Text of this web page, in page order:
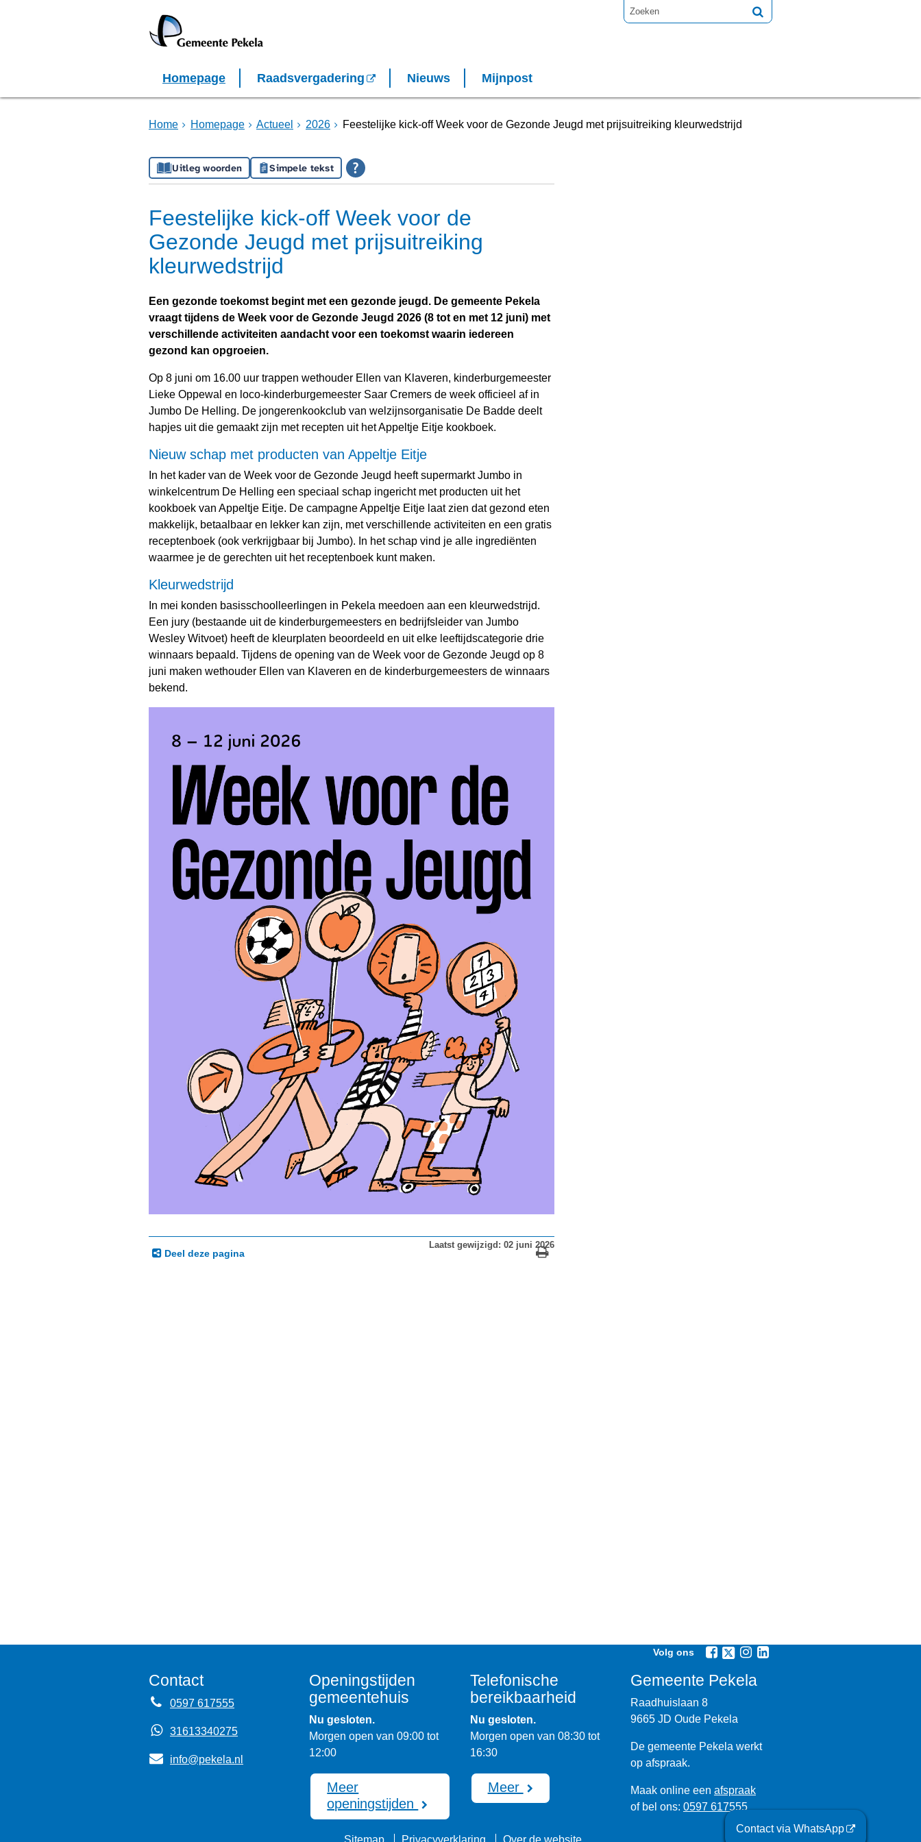
Contact via WhatsApp
Homepage Raadsvergadering Nieuws Mijnpost
Home Homepage Actueel 2026 Feestelijke kick-off Week voor de Gezonde Jeugd met prijsuitreiking kleurwedstrijd
Uitleg woorden Simpele tekst
Feestelijke kick-off Week voor de
Gezonde Jeugd met prijsuitreiking
kleurwedstrijd
Een gezonde toekomst begint met een gezonde jeugd. De gemeente Pekela
vraagt tijdens de Week voor de Gezonde Jeugd 2026 (8 tot en met 12 juni) met
verschillende activiteiten aandacht voor een toekomst waarin iedereen
gezond kan opgroeien.
Op 8 juni om 16.00 uur trappen wethouder Ellen van Klaveren, kinderburgemeester
Lieke Oppewal en loco-kinderburgemeester Saar Cremers de week officieel af in
Jumbo De Helling. De jongerenkookclub van welzijnsorganisatie De Badde deelt
hapjes uit die gemaakt zijn met recepten uit het Appeltje Eitje kookboek.
Nieuw schap met producten van Appeltje Eitje
In het kader van de Week voor de Gezonde Jeugd heeft supermarkt Jumbo in
winkelcentrum De Helling een speciaal schap ingericht met producten uit het
kookboek van Appeltje Eitje. De campagne Appeltje Eitje laat zien dat gezond eten
makkelijk, betaalbaar en lekker kan zijn, met verschillende activiteiten en een gratis
receptenboek (ook verkrijgbaar bij Jumbo). In het schap vind je alle ingrediënten
waarmee je de gerechten uit het receptenboek kunt maken.
Kleurwedstrijd
In mei konden basisschoolleerlingen in Pekela meedoen aan een kleurwedstrijd.
Een jury (bestaande uit de kinderburgemeesters en bedrijfsleider van Jumbo
Wesley Witvoet) heeft de kleurplaten beoordeeld en uit elke leeftijdscategorie drie
winnaars bepaald. Tijdens de opening van de Week voor de Gezonde Jeugd op 8
juni maken wethouder Ellen van Klaveren en de kinderburgemeesters de winnaars
bekend.
Deel deze pagina
Laatst gewijzigd: 02 juni 2026
Volg ons
Contact
0597 617555
31613340275
info@pekela.nl
Openingstijden
gemeentehuis
Nu gesloten.
Morgen open van 09:00 tot
12:00
Meer
openingstijden
Telefonische
bereikbaarheid
Nu gesloten.
Morgen open van 08:30 tot
16:30
Meer
Gemeente Pekela
Raadhuislaan 8
9665 JD Oude Pekela
De gemeente Pekela werkt
op afspraak.
Maak online een afspraak
of bel ons: 0597 617555
Sitemap Privacyverklaring Over de website